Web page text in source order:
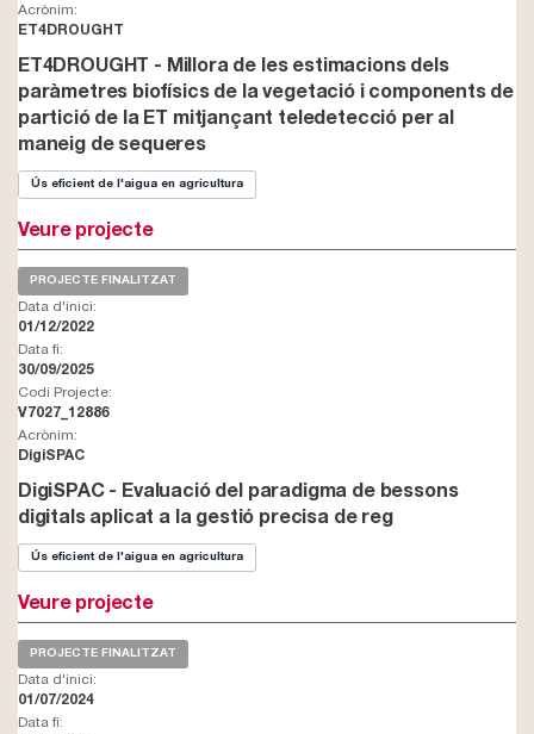
Acrònim:
ET4DROUGHT
ET4DROUGHT - Millora de les estimacions dels
paràmetres biofísics de la vegetació i components de
partició de la ET mitjançant teledetecció per al
maneig de sequeres
Ús eficient de l'aigua en agricultura
Veure projecte
PROJECTE FINALITZAT
Data d'inici:
01/12/2022
Data fi:
30/09/2025
Codi Projecte:
V7027_12886
Acrònim:
DigiSPAC
DigiSPAC - Evaluació del paradigma de bessons
digitals aplicat a la gestió precisa de reg
Ús eficient de l'aigua en agricultura
Veure projecte
PROJECTE FINALITZAT
Data d'inici:
01/07/2024
Data fi: